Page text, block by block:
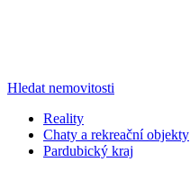
Hledat nemovitosti
Reality
Chaty a rekreační objekty
Pardubický kraj